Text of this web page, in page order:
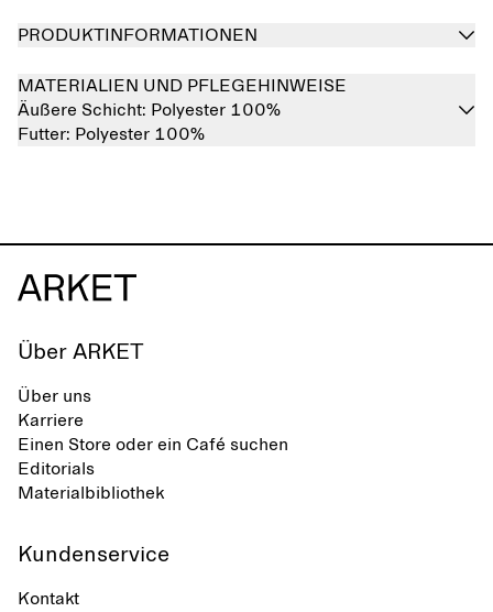
PRODUKTINFORMATIONEN
MATERIALIEN UND PFLEGEHINWEISE
Äußere Schicht: Polyester 100%
Futter: Polyester 100%
Über ARKET
Über uns
Karriere
Einen Store oder ein Café suchen
Editorials
Materialbibliothek
Kundenservice
Kontakt